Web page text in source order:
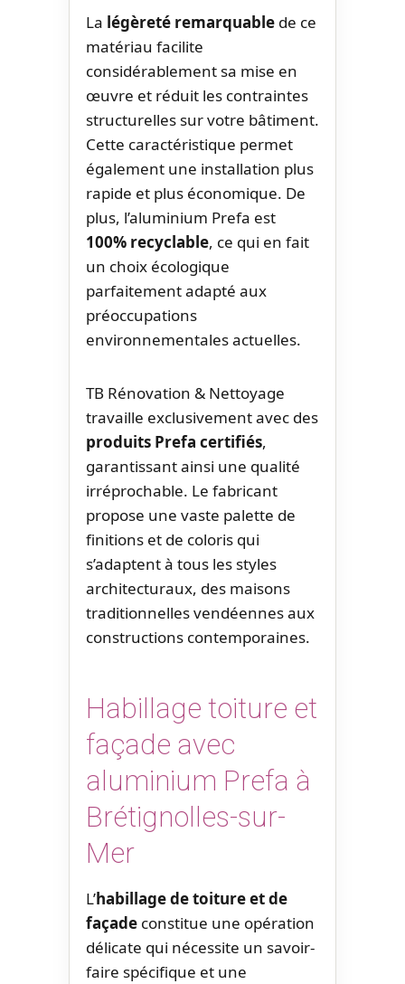
La légèreté remarquable de ce
matériau facilite
considérablement sa mise en
œuvre et réduit les contraintes
structurelles sur votre bâtiment.
Cette caractéristique permet
également une installation plus
rapide et plus économique. De
plus, l’aluminium Prefa est
100% recyclable, ce qui en fait
un choix écologique
parfaitement adapté aux
préoccupations
environnementales actuelles.
TB Rénovation & Nettoyage
travaille exclusivement avec des
produits Prefa certifiés,
garantissant ainsi une qualité
irréprochable. Le fabricant
propose une vaste palette de
finitions et de coloris qui
s’adaptent à tous les styles
architecturaux, des maisons
traditionnelles vendéennes aux
constructions contemporaines.
Habillage toiture et
façade avec
aluminium Prefa à
Brétignolles-sur-
Mer
L’habillage de toiture et de
façade constitue une opération
délicate qui nécessite un savoir-
faire spécifique et une